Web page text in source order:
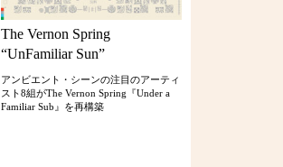
The Vernon Spring
“UnFamiliar Sun”
アンビエント・シーンの注目のアーティ
スト8組がThe Vernon Spring『Under a
Familiar Sub』を再構築